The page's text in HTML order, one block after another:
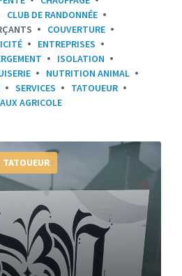
CLUB DE RANDONNÉE
COUVERTURE
ENTREPRISES
ISOLATION
NUTRITION ANIMAL
SERVICES
TATOUEUR
AGRICOLE
TATOUEUR